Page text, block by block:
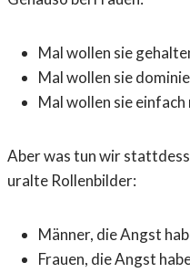
Mal wollen sie
Mal wollen sie
Mal wollen sie einfach
Aber was tun wir
uralte Rollenbilder:
Männer, die Angst
Frauen, die Angst